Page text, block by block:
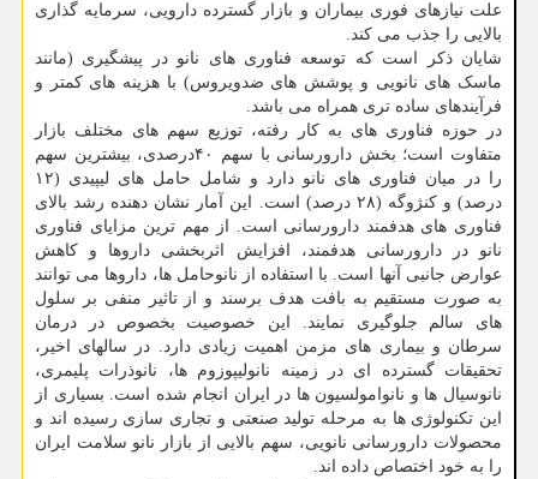
علت نیازهای فوری بیماران و بازار گسترده دارویی، سرمایه گذاری
بالایی را جذب می کند.
شایان ذکر است که توسعه فناوری های نانو در پیشگیری (مانند
ماسک های نانویی و پوشش های ضدویروس) با هزینه های کمتر و
فرآیندهای ساده تری همراه می باشد.
در حوزه فناوری های به کار رفته، توزیع سهم های مختلف بازار
متفاوت است؛ بخش دارورسانی با سهم ۴۰درصدی، بیشترین سهم
را در میان فناوری های نانو دارد و شامل حامل های لیپیدی (۱۲
درصد) و کنژوگه (۲۸ درصد) است. این آمار نشان دهنده رشد بالای
فناوری های هدفمند دارورسانی است. از مهم ترین مزایای فناوری
نانو در دارورسانی هدفمند، افزایش اثربخشی داروها و کاهش
عوارض جانبی آنها است. با استفاده از نانوحامل ها، داروها می توانند
به صورت مستقیم به بافت هدف برسند و از تاثیر منفی بر سلول
های سالم جلوگیری نمایند. این خصوصیت بخصوص در درمان
سرطان و بیماری های مزمن اهمیت زیادی دارد. در سالهای اخیر،
تحقیقات گسترده ای در زمینه نانولیپوزوم ها، نانوذرات پلیمری،
نانوسیال ها و نانوامولسیون ها در ایران انجام شده است. بسیاری از
این تکنولوژی ها به مرحله تولید صنعتی و تجاری سازی رسیده اند و
محصولات دارورسانی نانویی، سهم بالایی از بازار نانو سلامت ایران
را به خود اختصاص داده اند.